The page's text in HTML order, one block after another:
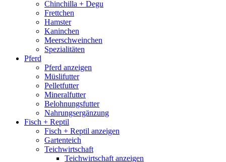
Chinchilla + Degu
Frettchen
Hamster
Kaninchen
Meerschweinchen
Spezialitäten
Pferd
Pferd anzeigen
Müslifutter
Pelletfutter
Mineralfutter
Belohnungsfutter
Nahrungsergänzung
Fisch + Reptil
Fisch + Reptil anzeigen
Gartenteich
Teichwirtschaft
Teichwirtschaft anzeigen